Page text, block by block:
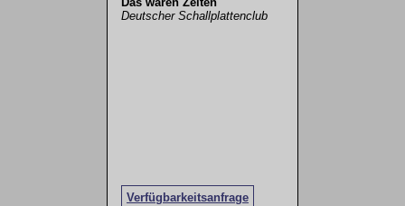
Deutscher Schallplattenclub
Verfügbarkeitsanfrage